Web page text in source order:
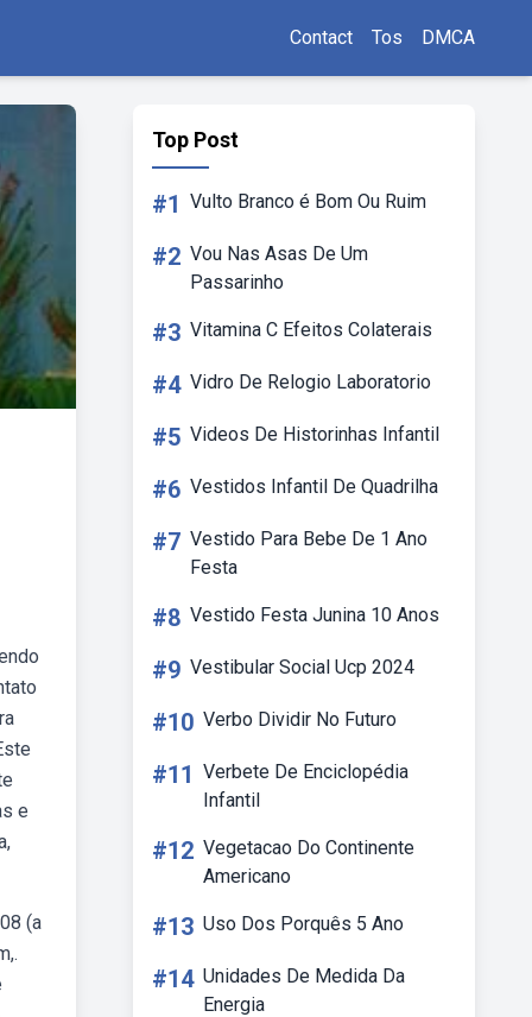
Contact Tos DMCA
e
(a
Top Post
#1 Vulto Branco é Bom Ou Ruim
#2 Vou Nas Asas De Um
Passarinho
#3 Vitamina C Efeitos Colaterais
#4 Vidro De Relogio Laboratorio
#5 Videos De Historinhas Infantil
#6 Vestidos Infantil De Quadrilha
#7 Vestido Para Bebe De 1 Ano
Festa
#8 Vestido Festa Junina 10 Anos
#9 Vestibular Social Ucp 2024
#10 Verbo Dividir No Futuro
#11 Verbete De Enciclopédia
Infantil
#12 Vegetacao Do Continente
Americano
#13 Uso Dos Porquês 5 Ano
#14 Unidades De Medida Da
Energia